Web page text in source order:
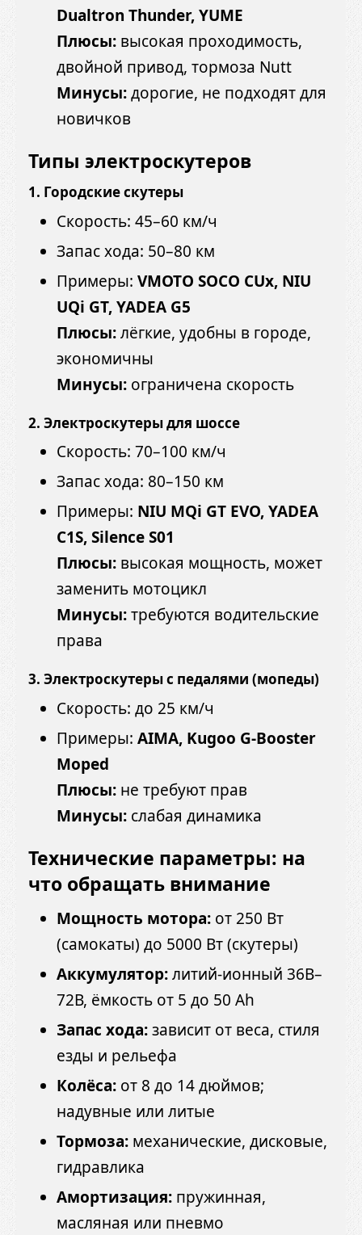
Dualtron Thunder, YUME
Плюсы: высокая проходимость,
двойной привод, тормоза Nutt
Минусы:дорогие, не подходят для
новичков
Типы электроскутеров
1. Городские скутеры
Скорость: 45–60 км/ч
Запас хода: 50–80 км
Примеры: VMOTO SOCO CUx, NIU
UQi GT, YADEA G5
Плюсы:лёгкие, удобны в городе,
экономичны
Минусы: ограничена скорость
2. Электроскутеры для шоссе
Скорость: 70–100 км/ч
Запас хода: 80–150 км
Примеры: NIU MQi GT EVO, YADEA
C1S, Silence S01
Плюсы: высокая мощность, может
заменить мотоцикл
Минусы:требуются водительские
права
3. Электроскутеры с педалями (мопеды)
Скорость: до 25 км/ч
Примеры: AIMA, Kugoo G-Booster
Moped
Плюсы: не требуют прав
Минусы: слабая динамика
Технические параметры: на
что обращать внимание
Мощность мотора: от 250 Вт
(самокаты) до 5000 Вт (скутеры)
Аккумулятор:литий-ионный 36В–
72В, ёмкость от 5 до 50 Ah
Запас хода:зависит от веса, стиля
езды и рельефа
Колёса: от 8 до 14 дюймов;
надувные или литые
Тормоза: механические, дисковые,
гидравлика
Амортизация: пружинная,
масляная или пневмо